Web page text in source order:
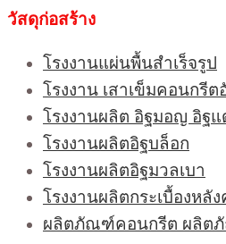
วัสดุก่อสร้าง
โรงงานแผ่นพื้นสำเร็จรูป
โรงงาน เสาเข็มคอนกรีต
โรงงานผลิต อิฐมอญ อิฐแ
โรงงานผลิตอิฐบล็อก
โรงงานผลิตอิฐมวลเบา
โรงงานผลิตกระเบื้องหลัง
ผลิตภัณฑ์คอนกรีต ผลิตภั